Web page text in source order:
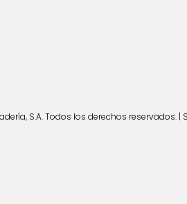
S.A. Todos los derechos reservados.